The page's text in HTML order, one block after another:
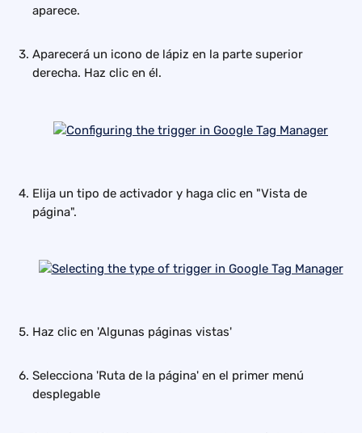
aparece.
Aparecerá un icono de lápiz en la parte superior
derecha. Haz clic en él.
Elija un tipo de activador y haga clic en "Vista de
página".
Haz clic en 'Algunas páginas vistas'
Selecciona 'Ruta de la página' en el primer menú
desplegable